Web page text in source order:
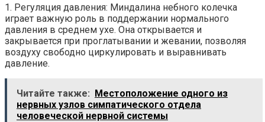
1. Регуляция давления: Миндалина небного колечка
играет важную роль в поддержании нормального
давления в среднем ухе. Она открывается и
закрывается при проглатывании и жевании, позволяя
воздуху свободно циркулировать и выравнивать
давление.
Читайте также: Местоположение одного из
нервных узлов симпатического отдела
человеческой нервной системы